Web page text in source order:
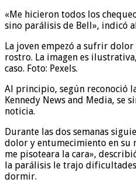
«Me hicieron todos los
sino parálisis de Bell», indicó
La joven empezó a sufrir
rostro. La imagen es
caso. Foto: Pexels.
Al principio, según reconoció
Kennedy News and Media, se
noticia.
Durante las dos semanas
dolor y entumecimiento en su
me pisoteara la cara»,
la parálisis le trajo
dormir.